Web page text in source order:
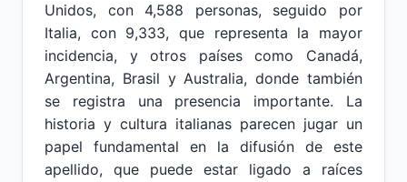
Unidos, con 4,588 personas, seguido por
Italia, con 9,333, que representa la mayor
incidencia, y otros países como Canadá,
Argentina, Brasil y Australia, donde también
se registra una presencia importante. La
historia y cultura italianas parecen jugar un
papel fundamental en la difusión de este
apellido, que puede estar ligado a raíces